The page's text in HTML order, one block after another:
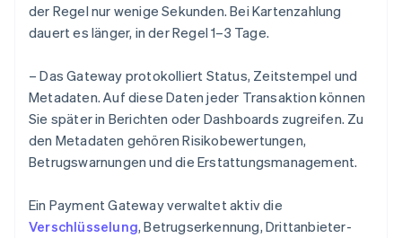
der Regel nur wenige Sekunden. Bei Kartenzahlung
dauert es länger, in der Regel 1–3 Tage.
– Das Gateway protokolliert Status, Zeitstempel und
Metadaten. Auf diese Daten jeder Transaktion können
Sie später in Berichten oder Dashboards zugreifen. Zu
den Metadaten gehören Risikobewertungen,
Betrugswarnungen und die Erstattungsmanagement.
Ein Payment Gateway verwaltet aktiv die
Verschlüsselung, Betrugserkennung, Drittanbieter-